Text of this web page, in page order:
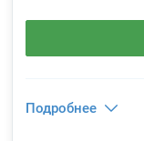
Подробнее